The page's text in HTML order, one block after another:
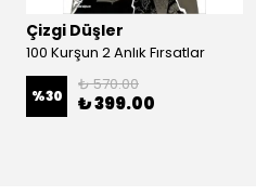
Çizgi Düşler
100 Kurşun 2 Anlık Fırsatlar
%30
₺ 570.00
₺ 399.00